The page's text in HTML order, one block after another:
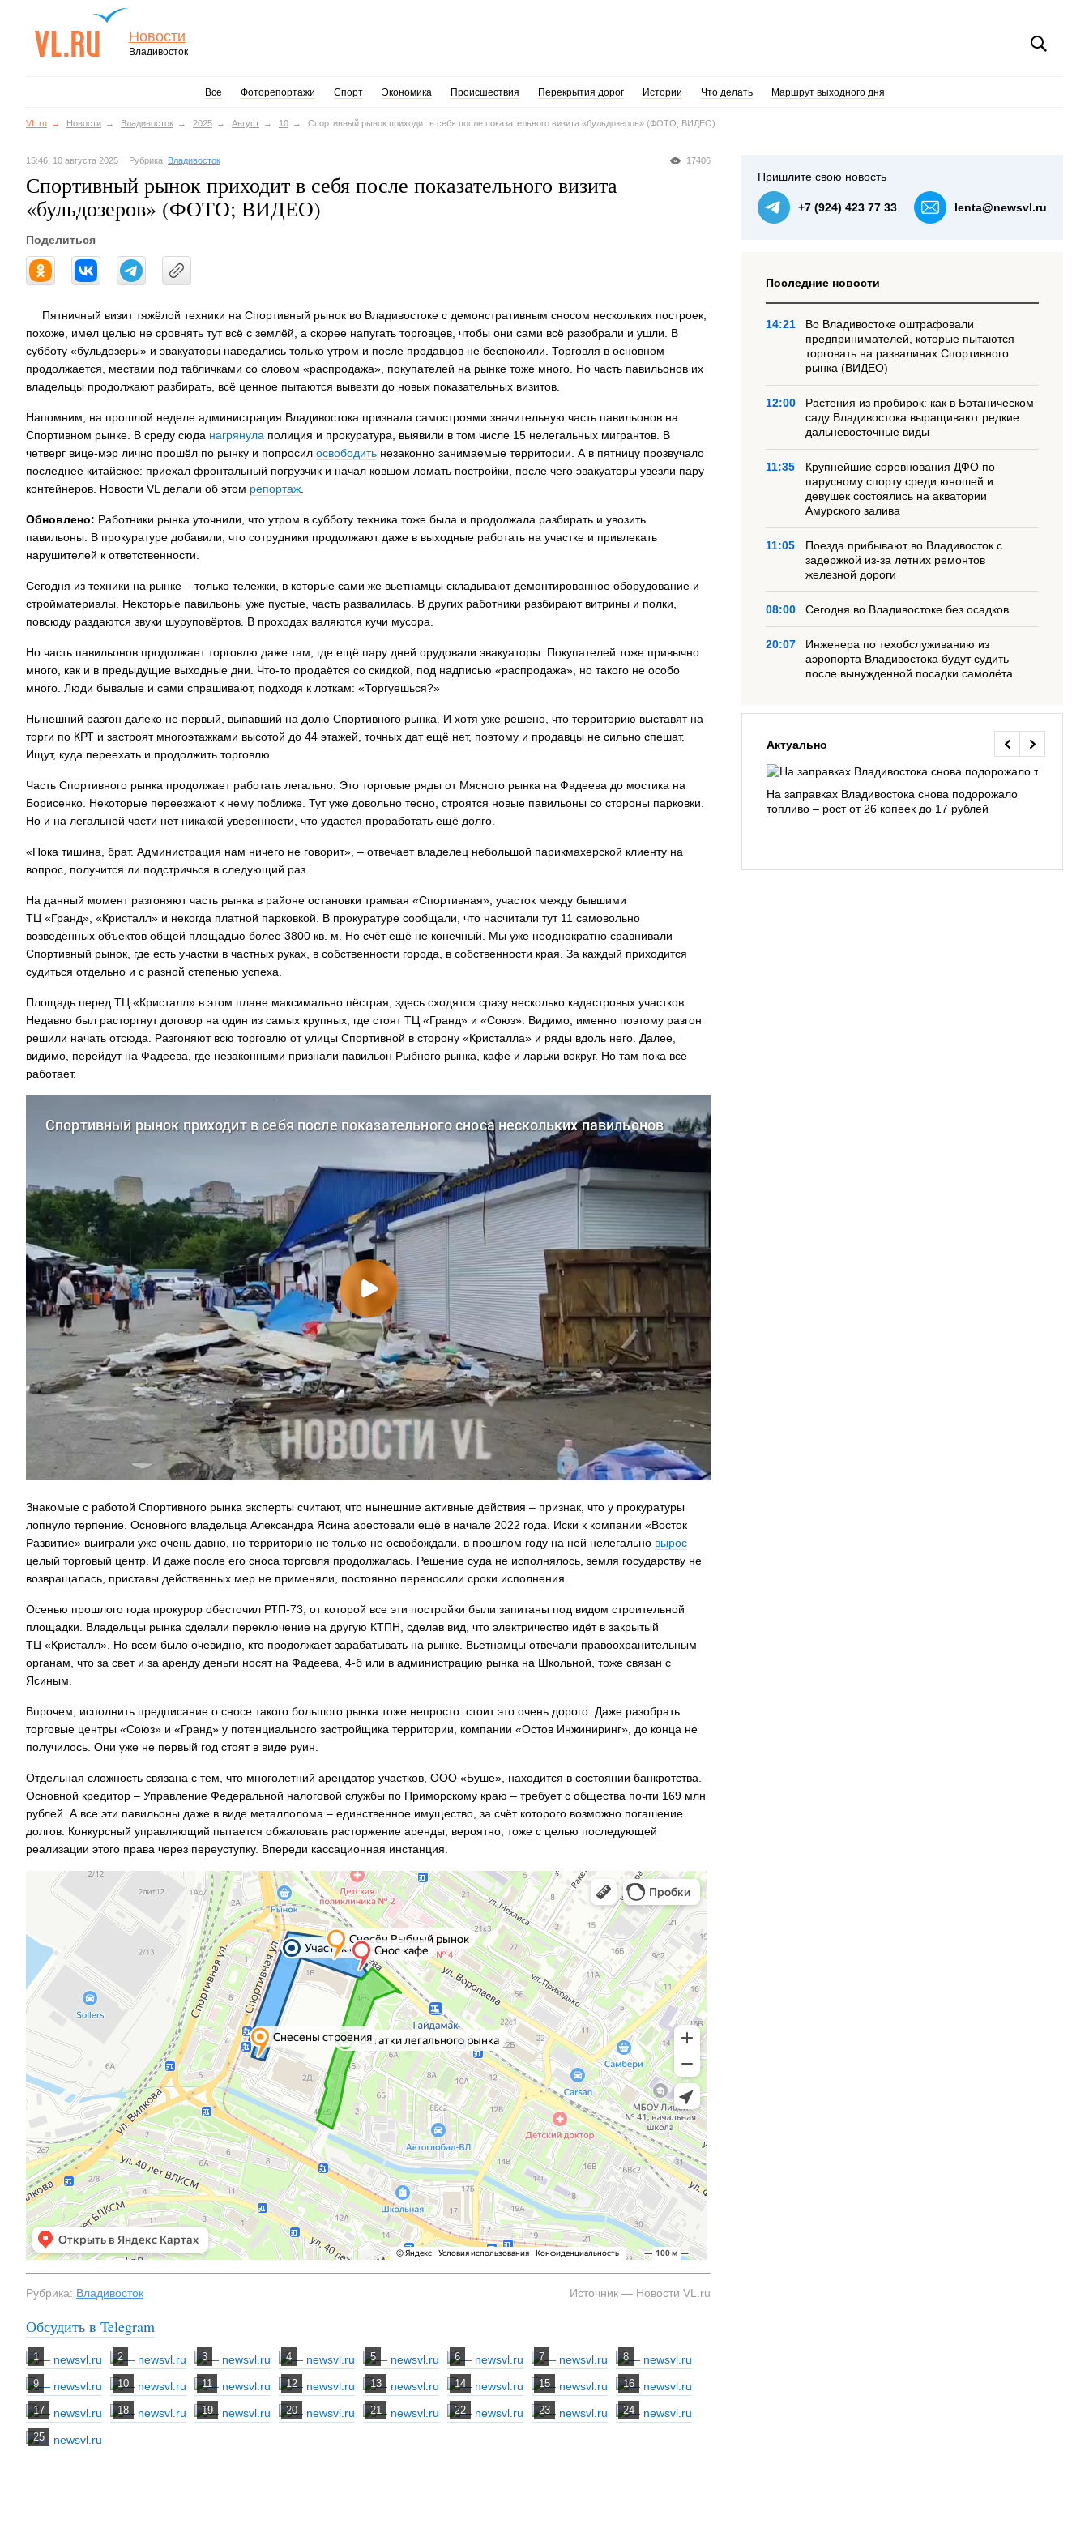
Новости
Владивосток
Все Фоторепортажи Спорт Экономика Происшествия Перекрытия дорог Истории Что делать Маршрут выходного дня
VL.ru Новости Владивосток 2025 Август 10 Спортивный рынок приходит в себя после показательного визита «бульдозеров» (ФОТО; ВИДЕО)
17406
15:46, 10 августа 2025 Рубрика: Владивосток
Спортивный рынок приходит в себя после показательного визита
«бульдозеров» (ФОТО; ВИДЕО)
Поделиться
Пятничный визит тяжёлой техники на Спортивный рынок во Владивостоке с демонстративным сносом нескольких построек,
похоже, имел целью не сровнять тут всё с землёй, а скорее напугать торговцев, чтобы они сами всё разобрали и ушли. В
субботу «бульдозеры» и эвакуаторы наведались только утром и после продавцов не беспокоили. Торговля в основном
продолжается, местами под табличками со словом «распродажа», покупателей на рынке тоже много. Но часть павильонов их
владельцы продолжают разбирать, всё ценное пытаются вывезти до новых показательных визитов.
Напомним, на прошлой неделе администрация Владивостока признала самостроями значительную часть павильонов на
Спортивном рынке. В среду сюда нагрянула полиция и прокуратура, выявили в том числе 15 нелегальных мигрантов. В
четверг вице-мэр лично прошёл по рынку и попросил освободить незаконно занимаемые территории. А в пятницу прозвучало
последнее китайское: приехал фронтальный погрузчик и начал ковшом ломать постройки, после чего эвакуаторы увезли пару
контейнеров. Новости VL делали об этом репортаж
Обновлено: Работники рынка уточнили, что утром в субботу техника тоже была и продолжала разбирать и увозить
павильоны. В прокуратуре добавили, что сотрудники продолжают даже в выходные работать на участке и привлекать
нарушителей к ответственности.
Сегодня из техники на рынке – только тележки, в которые сами же вьетнамцы складывают демонтированное оборудование и
стройматериалы. Некоторые павильоны уже пустые, часть развалилась. В других работники разбирают витрины и полки,
повсюду раздаются звуки шуруповёртов. В проходах валяются кучи мусора.
Но часть павильонов продолжает торговлю даже там, где ещё пару дней орудовали эвакуаторы. Покупателей тоже привычно
много, как и в предыдущие выходные дни. Что-то продаётся со скидкой, под надписью «распродажа», но такого не особо
много. Люди бывалые и сами спрашивают, подходя к лоткам: «Торгуешься?»
Нынешний разгон далеко не первый, выпавший на долю Спортивного рынка. И хотя уже решено, что территорию выставят на
торги по КРТ и застроят многоэтажками высотой до 44 этажей, точных дат ещё нет, поэтому и продавцы не сильно спешат.
Ищут, куда переехать и продолжить торговлю.
Часть Спортивного рынка продолжает работать легально. Это торговые ряды от Мясного рынка на Фадеева до мостика на
Борисенко. Некоторые переезжают к нему поближе. Тут уже довольно тесно, строятся новые павильоны со стороны парковки.
Но и на легальной части нет никакой уверенности, что удастся проработать ещё долго.
«Пока тишина, брат. Администрация нам ничего не говорит», – отвечает владелец небольшой парикмахерской клиенту на
вопрос, получится ли подстричься в следующий раз.
На данный момент разгоняют часть рынка в районе остановки трамвая «Спортивная», участок между бывшими
ТЦ «Гранд», «Кристалл» и некогда платной парковкой. В прокуратуре сообщали, что насчитали тут 11 самовольно
возведённых объектов общей площадью более 3800 кв. м. Но счёт ещё не конечный. Мы уже неоднократно сравнивали
Спортивный рынок, где есть участки в частных руках, в собственности города, в собственности края. За каждый приходится
судиться отдельно и с разной степенью успеха.
Площадь перед ТЦ «Кристалл» в этом плане максимально пёстрая, здесь сходятся сразу несколько кадастровых участков.
Недавно был расторгнут договор на один из самых крупных, где стоят ТЦ «Гранд» и «Союз». Видимо, именно поэтому разгон
решили начать отсюда. Разгоняют всю торговлю от улицы Спортивной в сторону «Кристалла» и ряды вдоль него. Далее,
видимо, перейдут на Фадеева, где незаконными признали павильон Рыбного рынка, кафе и ларьки вокруг. Но там пока всё
работает.
Знакомые с работой Спортивного рынка эксперты считают, что нынешние активные действия – признак, что у прокуратуры
лопнуло терпение. Основного владельца Александра Ясина арестовали ещё в начале 2022 года. Иски к компании «Восток
Развитие» выиграли уже очень давно, но территорию не только не освобождали, в прошлом году на ней нелегально вырос
целый торговый центр. И даже после его сноса торговля продолжалась. Решение суда не исполнялось, земля государству не
возвращалась, приставы действенных мер не применяли, постоянно переносили сроки исполнения.
Осенью прошлого года прокурор обесточил РТП-73, от которой все эти постройки были запитаны под видом строительной
площадки. Владельцы рынка сделали переключение на другую КТПН, сделав вид, что электричество идёт в закрытый
ТЦ «Кристалл». Но всем было очевидно, кто продолжает зарабатывать на рынке. Вьетнамцы отвечали правоохранительным
органам, что за свет и за аренду деньги носят на Фадеева, 4-б или в администрацию рынка на Школьной, тоже связан с
Ясиным.
Впрочем, исполнить предписание о сносе такого большого рынка тоже непросто: стоит это очень дорого. Даже разобрать
торговые центры «Союз» и «Гранд» у потенциального застройщика территории, компании «Остов Инжиниринг», до конца не
получилось. Они уже не первый год стоят в виде руин.
Отдельная сложность связана с тем, что многолетний арендатор участков, ООО «Буше», находится в состоянии банкротства.
Основной кредитор – Управление Федеральной налоговой службы по Приморскому краю – требует с общества почти 169 млн
рублей. А все эти павильоны даже в виде металлолома – единственное имущество, за счёт которого возможно погашение
долгов. Конкурсный управляющий пытается обжаловать расторжение аренды, вероятно, тоже с целью последующей
реализации этого права через переуступку. Впереди кассационная инстанция.
Рубрика: Владивосток Источник — Новости VL.ru
Обсудить в Telegram
Пришлите свою новость
+7 (924) 423 77 33 lenta@newsvl.ru
Последние новости
14:21
Во Владивостоке оштрафовали
предпринимателей, которые пытаются
торговать на развалинах Спортивного
рынка (ВИДЕО)
12:00
Растения из пробирок: как в Ботаническом
саду Владивостока выращивают редкие
дальневосточные виды
11:35
Крупнейшие соревнования ДФО по
парусному спорту среди юношей и
девушек состоялись на акватории
Амурского залива
11:05
Поезда прибывают во Владивосток с
задержкой из-за летних ремонтов
железной дороги
08:00 Сегодня во Владивостоке без осадков
20:07
Инженера по техобслуживанию из
аэропорта Владивостока будут судить
после вынужденной посадки самолёта
Актуально
На заправках Владивостока снова подорожало
топливо – рост от 26 копеек до 17 рублей